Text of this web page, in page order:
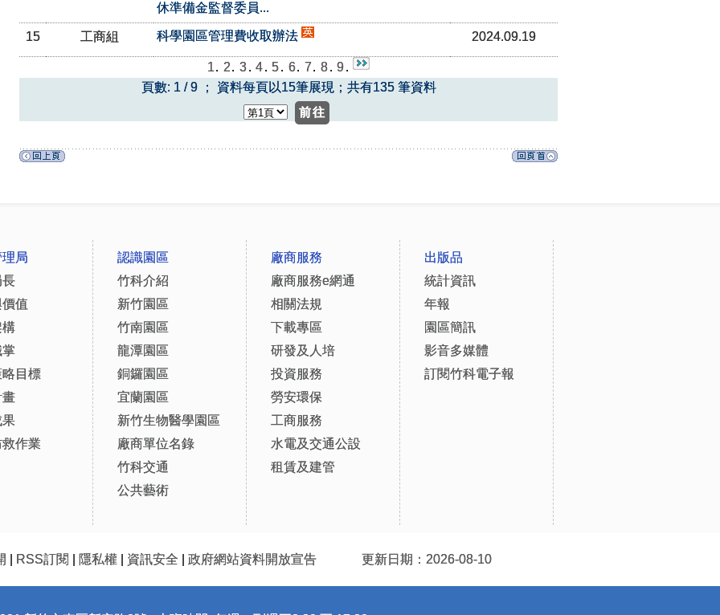
休準備金監督委員...
15 工商組 科學園區管理費收取辦法 2024.09.19
1. 2. 3. 4. 5. 6. 7. 8. 9.
頁數: 1 / 9 ； 資料每頁以15筆展現；共有135 筆資料
局
長
值
構
掌
目標
畫
果
作業
認識園區
竹科介紹
新竹園區
竹南園區
龍潭園區
銅鑼園區
宜蘭園區
新竹生物醫學園區
廠商單位名錄
竹科交通
公共藝術
廠商服務
廠商服務e網通
相關法規
下載專區
研發及人培
投資服務
勞安環保
工商服務
水電及交通公設
租賃及建管
出版品
統計資訊
年報
園區簡訊
影音多媒體
訂閱竹科電子報
RSS訂閱 隱私權 資訊安全 政府網站資料開放宣告 更新日期：2026-08-10